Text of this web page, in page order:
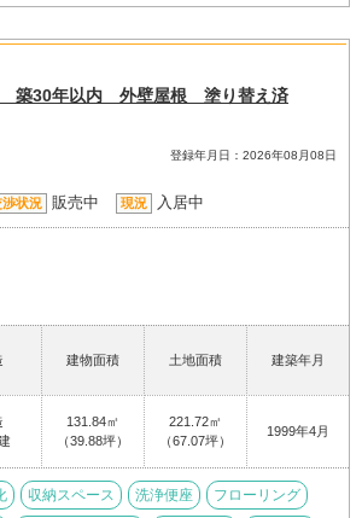
築30年以内 外壁屋根 塗り替え済
登録年月日：2026年08月08日
渉状況 販売中 現況 入居中
建物面積 土地面積 建築年月
131.84㎡
（39.88坪）
221.72㎡
（67.07坪）
1999年4月
収納スペース 洗浄便座 フローリング